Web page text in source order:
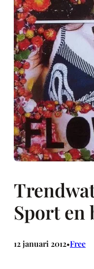
Sport en
12 januari 2012•Free